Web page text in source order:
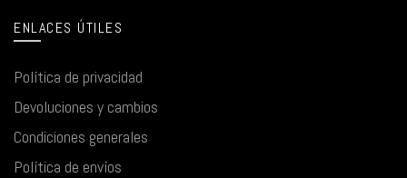
ENLACES ÚTILES
Política de privacidad
Devoluciones y cambios
Condiciones generales
Política de envíos